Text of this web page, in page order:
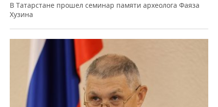
В Татарстане прошел семинар памяти археолога Фаяза
Хузина